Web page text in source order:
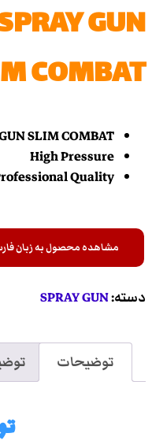
GUN
COMBAT
SLIM COMBAT
High Pressure
Quality
مشاهده محصول به زبان
دسته:SPRAY GUN
توضیحات